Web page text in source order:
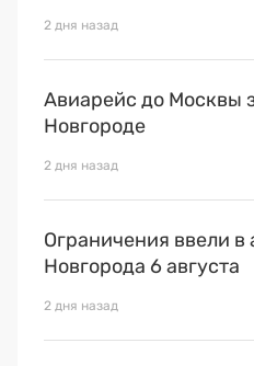
2 дня назад
Авиарейс до Москвы
Новгороде
2 дня назад
Ограничения ввели
Новгорода 6 августа
2 дня назад